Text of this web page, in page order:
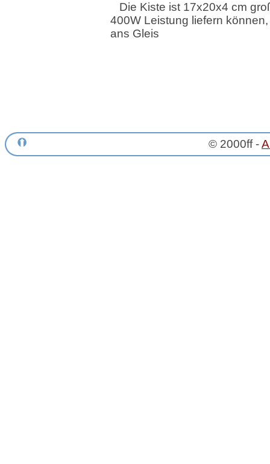
Die Kiste ist 17x20x4 cm
400W Leistung liefern
ans Gleis
© 2000ff -